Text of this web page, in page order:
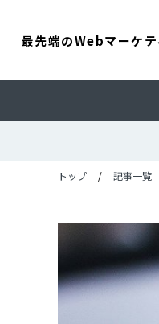
最先端のWebマーケ
トップ 記事一覧